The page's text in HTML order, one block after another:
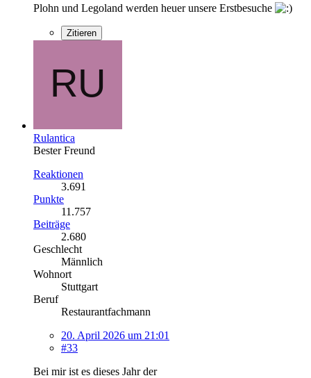
Plohn und Legoland werden heuer unsere Erstbesuche
Zitieren
Rulantica
Bester Freund
Reaktionen
3.691
Punkte
11.757
Beiträge
2.680
Geschlecht
Männlich
Wohnort
Stuttgart
Beruf
Restaurantfachmann
20. April 2026 um 21:01
#33
Bei mir ist es dieses Jahr der